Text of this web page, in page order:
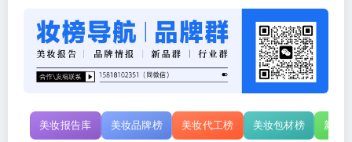
美妆报告库 美妆品牌榜 美妆代工榜 美妆包材榜 新原